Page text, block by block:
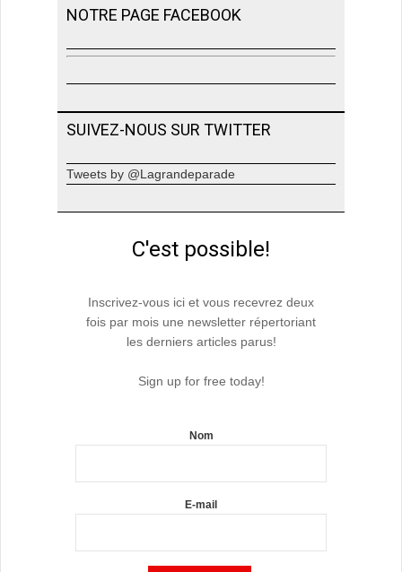
NOTRE PAGE FACEBOOK
SUIVEZ-NOUS SUR TWITTER
Tweets by @Lagrandeparade
C'est possible!
Inscrivez-vous ici et vous recevrez deux
fois par mois une newsletter répertoriant
les derniers articles parus!
Sign up for free today!
Nom
E-mail